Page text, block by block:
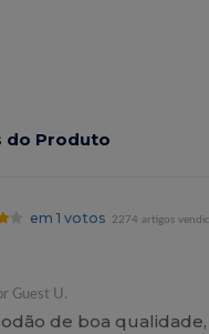
do Produto
em 1 votos 2274 artigos
Guest U.
de boa